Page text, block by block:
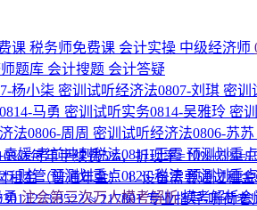
课 税务师免费课 会计实操 中级经济师
题库 会计搜题 会计答疑
杨小柒 密训试听经济法0807-刘琪 密训
马勇 密训试听实务0814-吴雅玲 密
法0806-周周 密训试听经济法0806-苏苏
袁媛考前冲刺税法0811-王霞预测划重
财管预测划重点0826-税法预测划重
勇注会第三次万人模考解析模考解析
每年手续费5%，折现率
租金（普通年金） 1. 设备需要通过租
/3.3522 ≈ 217801专业指导-听荷老